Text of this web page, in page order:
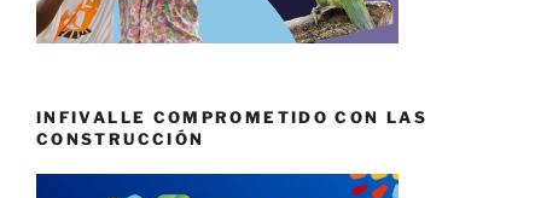
INFIVALLE COMPROMETIDO CON LAS
CONSTRUCCIÓN